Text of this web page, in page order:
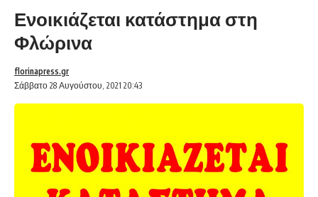
Ενοικιάζεται κατάστημα στη
Φλώρινα
Σάββατο 28 Αυγούστου, 2021 20:43
florinapress.gr